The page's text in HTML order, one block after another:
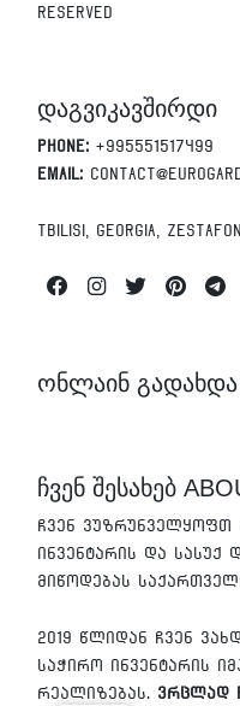
Reserved
დაგვიკავშირდი
Phone: +995551517499
Email:
Tbilisi, Georgia,
FacebookInstagramTwitter
ონლაინ
ჩვენ შესახებ
ჩვენ ვუზრუნველყოფთ
ინვენტარის და სასუქ
მიწოდებას
2019 წლიდან ჩვენ
საჭირო ინვენტარის
რეალიზებას. ვრცლად